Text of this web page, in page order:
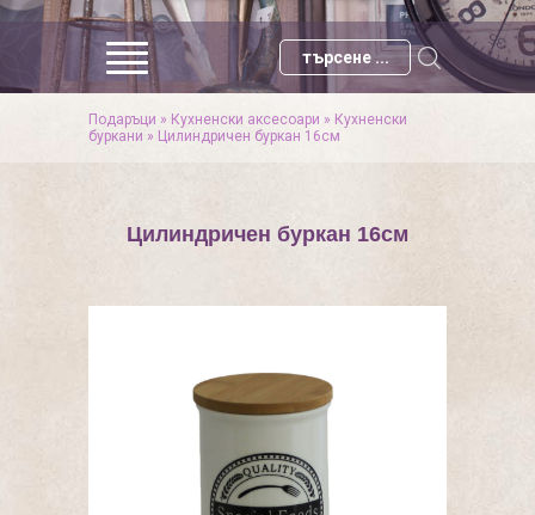
Подаръци » Кухненски аксесоари » Кухненски
буркани » Цилиндричен буркан 16см
Цилиндричен буркан 16см